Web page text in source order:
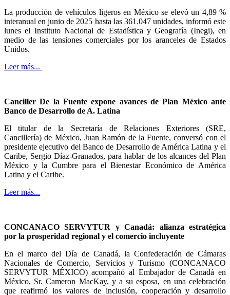
La producción de vehículos ligeros en México se elevó un 4,89 %
interanual en junio de 2025 hasta las 361.047 unidades, informó este
lunes el Instituto Nacional de Estadística y Geografía (Inegi), en
medio de las tensiones comerciales por los aranceles de Estados
Unidos.
Leer más...
Canciller De la Fuente expone avances de Plan México ante
Banco de Desarrollo de A. Latina
El titular de la Secretaría de Relaciones Exteriores (SRE,
Cancillería) de México, Juan Ramón de la Fuente, conversó con el
presidente ejecutivo del Banco de Desarrollo de América Latina y el
Caribe, Sergio Díaz-Granados, para hablar de los alcances del Plan
México y la Cumbre para el Bienestar Económico de América
Latina y el Caribe.
Leer más...
CONCANACO SERVYTUR y Canadá: alianza estratégica
por la prosperidad regional y el comercio incluyente
En el marco del Día de Canadá, la Confederación de Cámaras
Nacionales de Comercio, Servicios y Turismo (CONCANACO
SERVYTUR MÉXICO) acompañó al Embajador de Canadá en
México, Sr. Cameron MacKay, y a su esposa, en una celebración
que reafirmó los valores de inclusión, cooperación y desarrollo